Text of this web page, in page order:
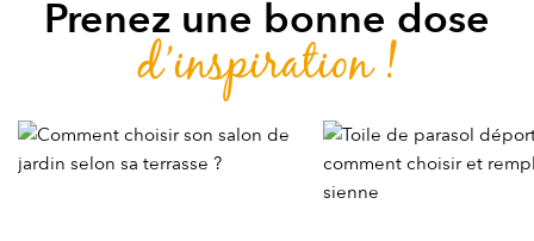
Prenez une bonne dose
d’inspiration !